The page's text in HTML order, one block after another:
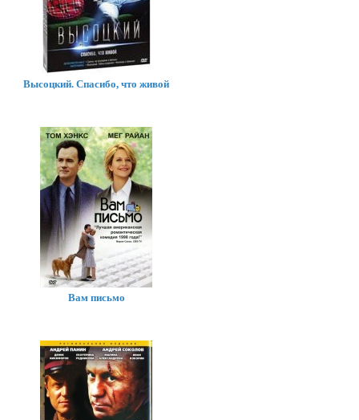
Высоцкий. Спасибо, что живой
Вам письмо